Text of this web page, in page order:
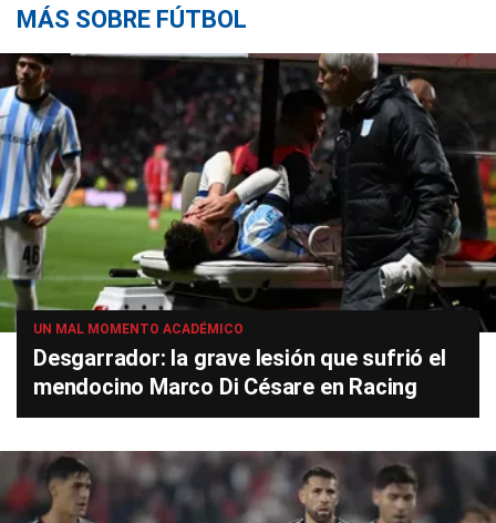
MÁS SOBRE FÚTBOL
UN MAL MOMENTO ACADÉMICO
Desgarrador: la grave lesión que sufrió el
mendocino Marco Di Césare en Racing